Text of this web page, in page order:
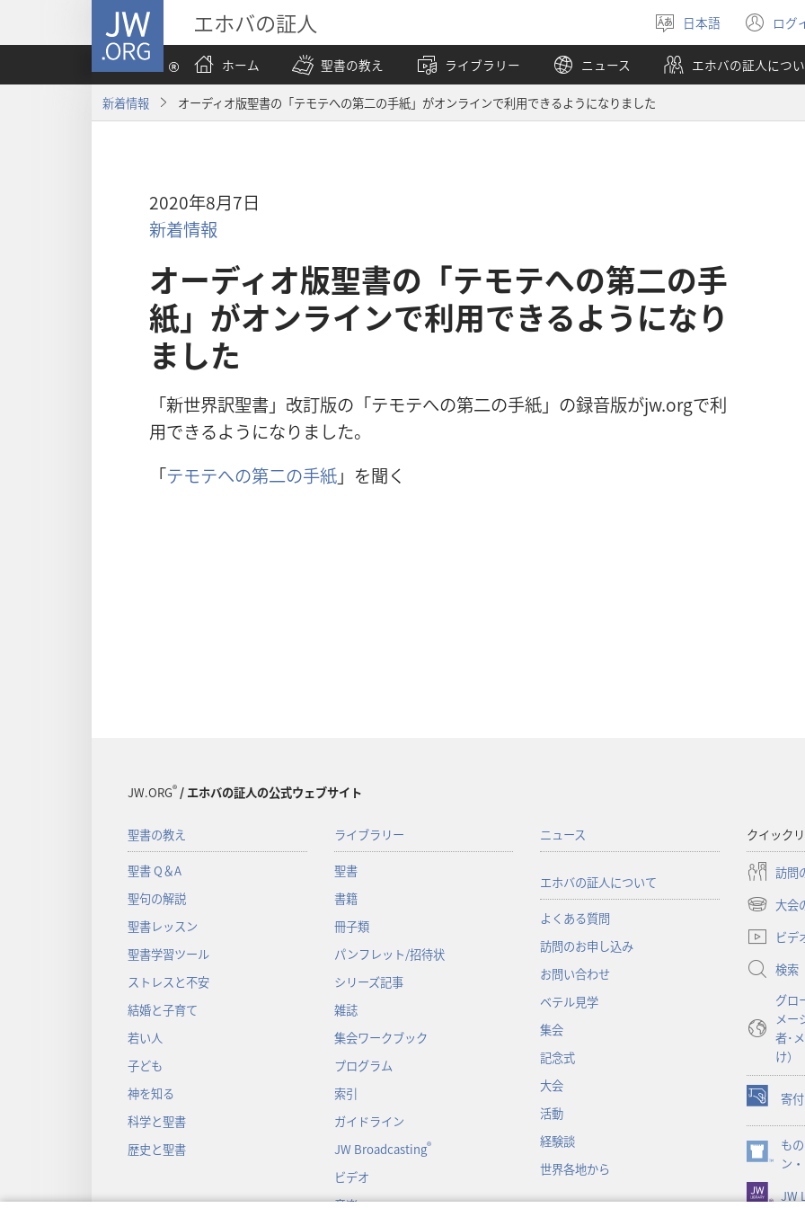
JW.ORG エホバの証人
言
語
を
選
日本語 ログ
（新
し
い
タ
で
ホーム
聖書の教え ライブラリー ニュース エホバの証人につ
新着情報 オーディオ版聖書の「テモテへの第二の手紙」がオンラインで利用できるようになりました
2020年8月7日
新着情報
オーディオ版聖書の「テモテへの第二の手
紙」がオンラインで利用できるようになり
ました
「新世界訳聖書」改訂版の「テモテへの第二の手紙」の録音版がjw.orgで利
用できるようになりました。
「テモテへの第二の手紙」を聞く
JW.ORG®/ エホバの証人の公式ウェブサイト
聖書の教え
聖書 Q＆A
聖句の解説
聖書レッスン
聖書学習ツール
ストレスと不安
結婚と子育て
若い人
子ども
神を知る
科学と聖書
歴史と聖書
ライブラリー
聖書
書籍
冊子類
パンフレット/招待状
シリーズ記事
雑誌
集会ワークブック
プログラム
索引
ガイドライン
JW Broadcasting®
ビデオ
ニュース
エホバの証人について
よくある質問
訪問のお申し込み
お問い合わせ
ベテル見学
集会
記念式
大会
活動
経験談
世界各地から
クイック
訪問
大会
（新
し
タ
開
ビデ
検索
グロ
メー
者･
け）
寄付
（新
し
い
タ
ブ
で
も
ン
（新
し
い
JW